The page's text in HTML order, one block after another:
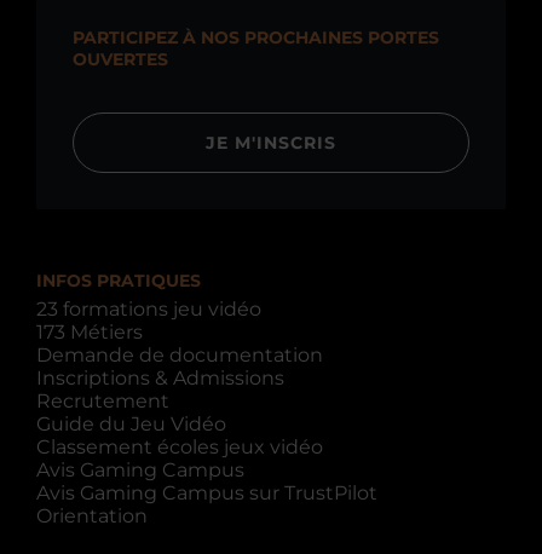
PARTICIPEZ À NOS PROCHAINES PORTES
OUVERTES
JE M'INSCRIS
INFOS PRATIQUES
23 formations jeu vidéo
173 Métiers
Demande de documentation
Inscriptions & Admissions
Recrutement
Guide du Jeu Vidéo
Classement écoles jeux vidéo
Avis Gaming Campus
Avis Gaming Campus sur TrustPilot
Orientation